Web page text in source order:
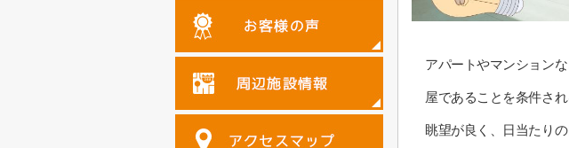
アパートやマンション
屋であることを条件さ
眺望が良く、日当たり